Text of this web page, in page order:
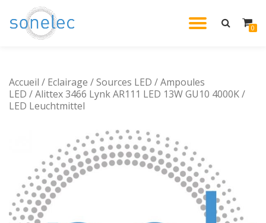
Aller
0
Accueil / Eclairage /Sources LED /Ampoules
LED / Alittex 3466 Lynk AR111 LED 13W GU10 4000K /
LED Leuchtmittel